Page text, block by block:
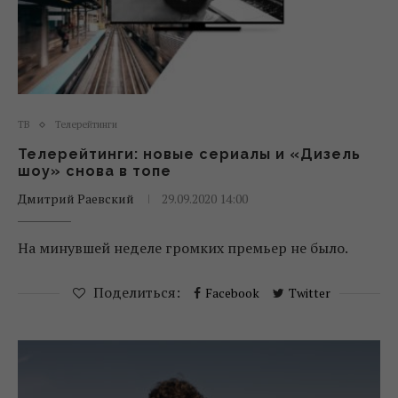
ТВ Телерейтинги
Телерейтинги: новые сериалы и «Дизель
шоу» снова в топе
Дмитрий Раевский
29.09.2020 14:00
На минувшей неделе громких премьер не было.
Поделиться: Facebook Twitter